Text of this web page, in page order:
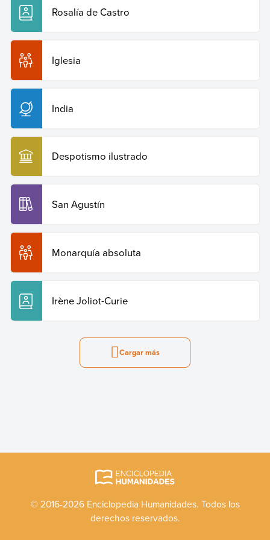
Rosalía de Castro
Iglesia
India
Despotismo ilustrado
San Agustín
Monarquía absoluta
Irène Joliot-Curie
Cargar más
© 2016-2026 Enciclopedia Humanidades. Todos los
derechos reservados.